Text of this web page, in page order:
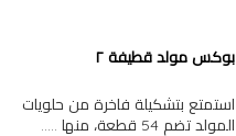
بوكس مولد قطيفة ٢
استمتع بتشكيلة فاخرة من حلويات
المولد تضم 54 قطعة، منها .....